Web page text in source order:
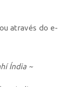
ou através do e-
Índia ~